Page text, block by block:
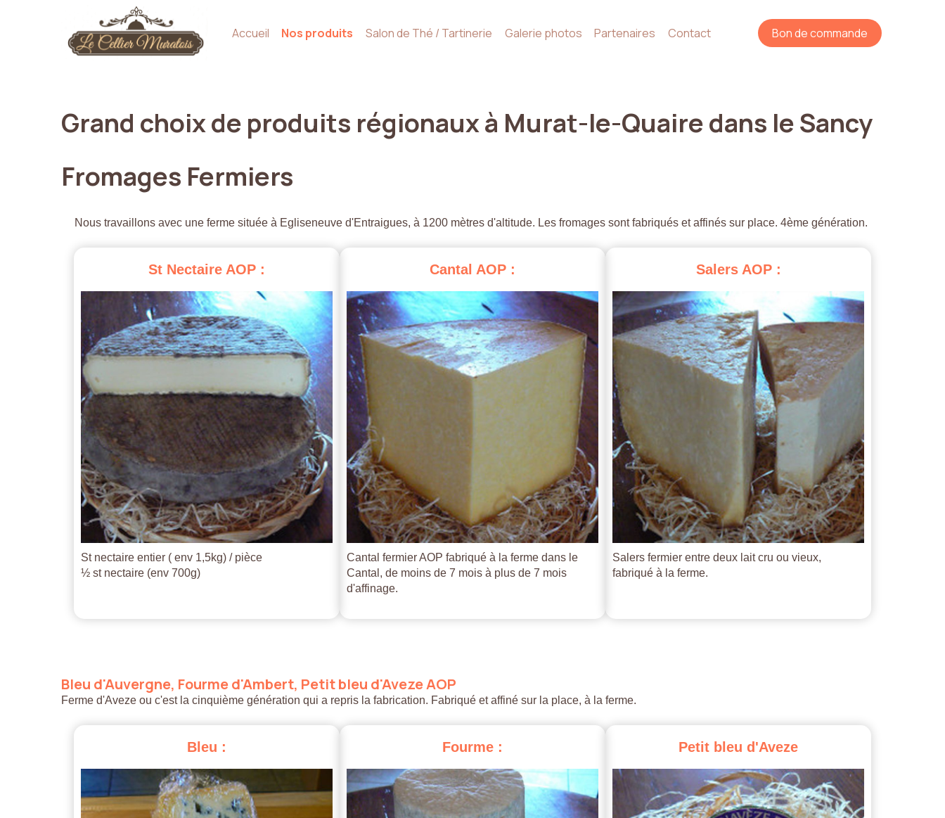
Accueil Nos produits Salon de Thé / Tartinerie Galerie photos Partenaires Contact Bon de commande
Grand choixde produits régionauxà Murat-le-Quairedans leSancy
Fromages Fermiers
Nous travaillons avec une ferme située à Egliseneuve d'Entraigues, à 1200 mètres d'altitude. Les fromages sont fabriqués et affinés sur place. 4ème génération.
St Nectaire AOP :
St nectaire entier ( env 1,5kg) / pièce
½ st nectaire (env 700g)
Cantal AOP :
Cantal fermier AOP fabriqué à la ferme dans le
Cantal, de moins de 7 mois à plus de 7 mois
d'affinage.
Salers AOP :
Salers fermier entre deux lait cru ou vieux,
fabriqué à la ferme.
Bleu d'Auvergne, Fourmed'Ambert, Petitbleu d'AvezeAOP
Ferme d'Aveze ou c'est la cinquième génération qui a repris la fabrication. Fabriqué et affiné sur la place, à la ferme.
Bleu : Fourme : Petit bleu d'Aveze